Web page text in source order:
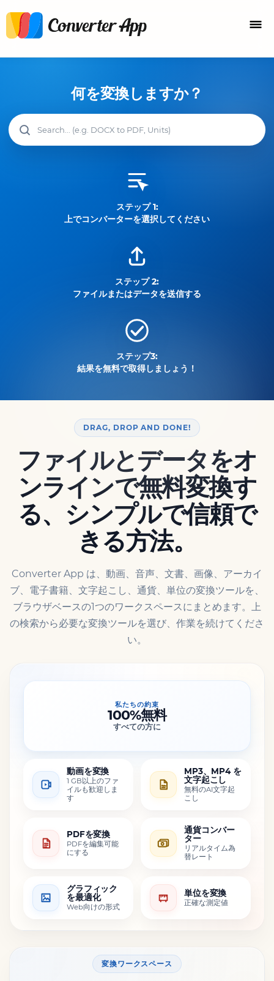
何を変換しますか？
ステップ 1:
上でコンバーターを選択してください
ステップ 2:
ファイルまたはデータを送信する
ステップ3:
結果を無料で取得しましょう！
DRAG, DROP AND DONE!
ファイルとデータをオ
ンラインで無料変換す
る、シンプルで信頼で
きる方法。
Converter App は、動画、音声、文書、画像、アーカイ
ブ、電子書籍、文字起こし、通貨、単位の変換ツールを、
ブラウザベースの1つのワークスペースにまとめます。上
の検索から必要な変換ツールを選び、作業を続けてくださ
い。
私たちの約束
100%無料
すべての方に
動画を変換
1 GB以上のファ
イルも歓迎しま
す
MP3、MP4 を
文字起こし
無料のAI文字起
こし
PDFを変換
PDFを編集可能
にする
通貨コンバー
ター
リアルタイム為
替レート
グラフィック
を最適化
Web向けの形式
単位を変換
正確な測定値
変換ワークスペース